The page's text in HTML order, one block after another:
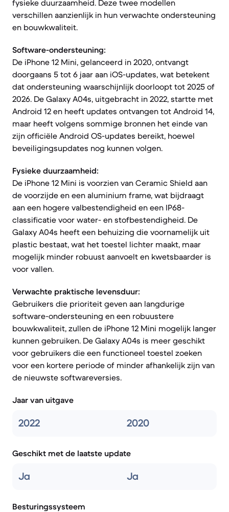
fysieke duurzaamheid. Deze twee modellen
verschillen aanzienlijk in hun verwachte ondersteuning
en bouwkwaliteit.
Software-ondersteuning:
De iPhone 12 Mini, gelanceerd in 2020, ontvangt
doorgaans 5 tot 6 jaar aan iOS-updates, wat betekent
dat ondersteuning waarschijnlijk doorloopt tot 2025 of
2026. De Galaxy A04s, uitgebracht in 2022, startte met
Android 12 en heeft updates ontvangen tot Android 14,
maar heeft volgens sommige bronnen het einde van
zijn officiële Android OS-updates bereikt, hoewel
beveiligingsupdates nog kunnen volgen.
Fysieke duurzaamheid:
De iPhone 12 Mini is voorzien van Ceramic Shield aan
de voorzijde en een aluminium frame, wat bijdraagt
aan een hogere valbestendigheid en een IP68-
classificatie voor water- en stofbestendigheid. De
Galaxy A04s heeft een behuizing die voornamelijk uit
plastic bestaat, wat het toestel lichter maakt, maar
mogelijk minder robuust aanvoelt en kwetsbaarder is
voor vallen.
Verwachte praktische levensduur:
Gebruikers die prioriteit geven aan langdurige
software-ondersteuning en een robuustere
bouwkwaliteit, zullen de iPhone 12 Mini mogelijk langer
kunnen gebruiken. De Galaxy A04s is meer geschikt
voor gebruikers die een functioneel toestel zoeken
voor een kortere periode of minder afhankelijk zijn van
de nieuwste softwareversies.
Jaar van uitgave
2022 2020
Geschikt met de laatste update
Ja Ja
Besturingssysteem